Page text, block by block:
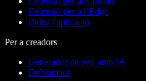
Extensió per a l’Edge
Baixa l'aplicació
Per a creadors
Generador de veu amb IA
Doblament